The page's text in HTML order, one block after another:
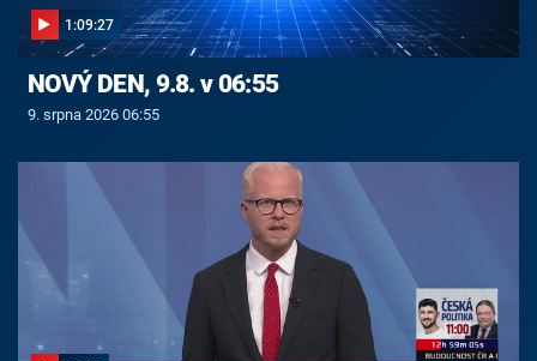
1:09:27
NOVÝ DEN, 9.8. v 06:55
9. srpna 2026 06:55